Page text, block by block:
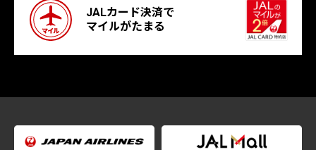
JALカード決済で
マイルがたまる